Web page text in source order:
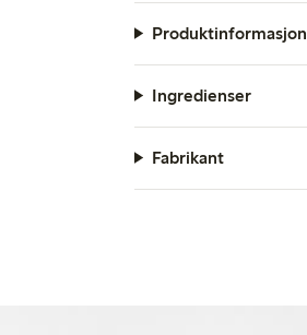
Produktinformasjon
Ingredienser
Fabrikant